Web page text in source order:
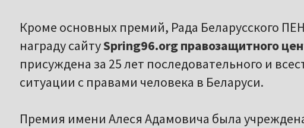
Кроме основных премий, Рада Беларусского
награду сайтуSpring96.org правозащитного
присуждена за 25 лет последовательного и
ситуации с правами человека в Беларуси.
Премия имени Алеся Адамовича была